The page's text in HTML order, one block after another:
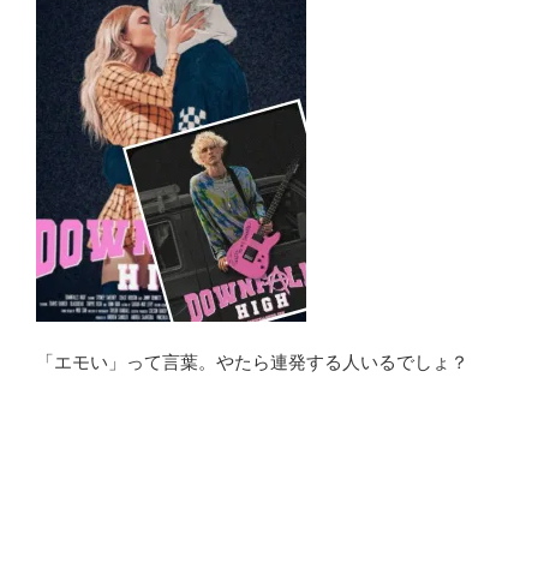
「エモい」って言葉。やたら連発する人いるでしょ？